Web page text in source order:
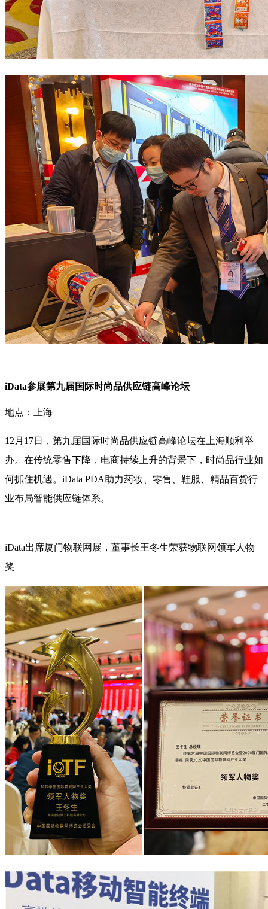
iData参展第九届国际时尚品供应链高峰论坛
地点：上海
12月17日，第九届国际时尚品供应链高峰论坛在上海顺利举
办。在传统零售下降，电商持续上升的背景下，时尚品行业如
何抓住机遇。iData PDA助力药妆、零售、鞋服、精品百货行
业布局智能供应链体系。
iData出席厦门物联网展，董事长王冬生荣获物联网领军人物
奖